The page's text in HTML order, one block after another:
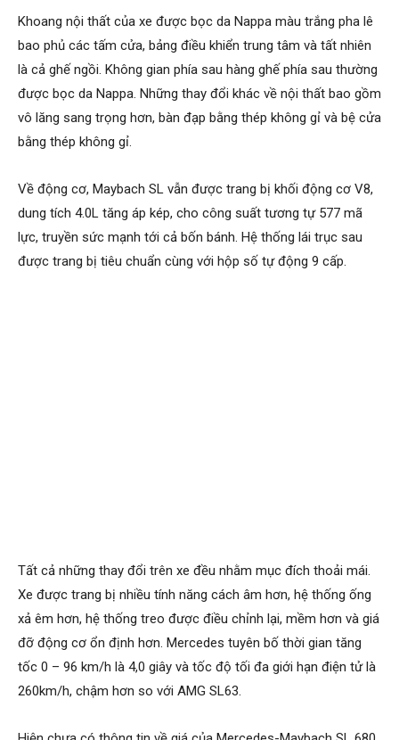
Khoang nội thất của xe được bọc da Nappa màu trắng pha lê
bao phủ các tấm cửa, bảng điều khiển trung tâm và tất nhiên
là cả ghế ngồi. Không gian phía sau hàng ghế phía sau thường
được bọc da Nappa. Những thay đổi khác về nội thất bao gồm
vô lăng sang trọng hơn, bàn đạp bằng thép không gỉ và bệ cửa
bằng thép không gỉ.
Về động cơ, Maybach SL vẫn được trang bị khối động cơ V8,
dung tích 4.0L tăng áp kép, cho công suất tương tự 577 mã
lực, truyền sức mạnh tới cả bốn bánh. Hệ thống lái trục sau
được trang bị tiêu chuẩn cùng với hộp số tự động 9 cấp.
Tất cả những thay đổi trên xe đều nhằm mục đích thoải mái.
Xe được trang bị nhiều tính năng cách âm hơn, hệ thống ống
xả êm hơn, hệ thống treo được điều chỉnh lại, mềm hơn và giá
đỡ động cơ ổn định hơn. Mercedes tuyên bố thời gian tăng
tốc 0 – 96 km/h là 4,0 giây và tốc độ tối đa giới hạn điện tử là
260km/h, chậm hơn so với AMG SL63.